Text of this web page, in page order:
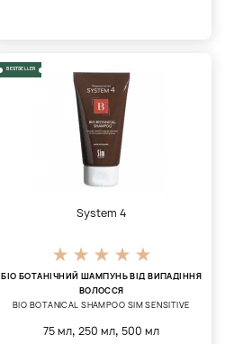
BESTSELLER
System 4
БІО БОТАНІЧНИЙ ШАМПУНЬ ВІД ВИПАДІННЯ
ВОЛОССЯ
BIO BOTANICAL SHAMPOO SIM SENSITIVE
75 мл,250 мл, 500 мл